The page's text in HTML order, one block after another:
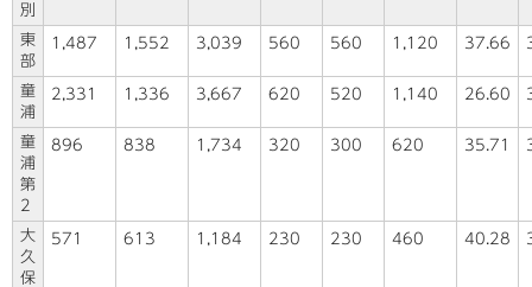
別
東
部
1,487 1,552 3,039 560 560 1,120 37.66
童
浦
2,331 1,336 3,667 620 520 1,140 26.60
童
浦
第
2
896 838 1,734 320 300 620 35.71
大
久
保
571 613 1,184 230 230 460 40.28